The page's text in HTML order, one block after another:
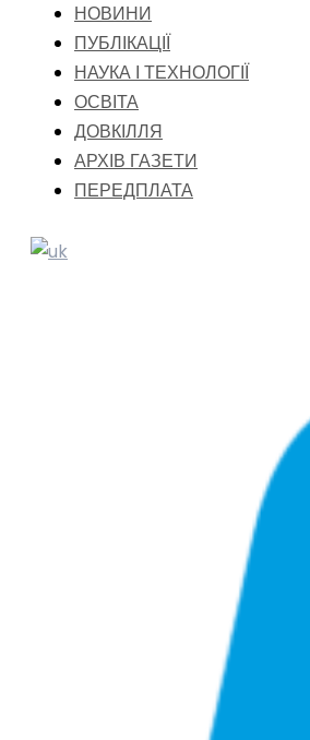
НОВИНИ
ПУБЛІКАЦІЇ
НАУКА І ТЕХНОЛОГІЇ
ОСВІТА
ДОВКІЛЛЯ
АРХІВ ГАЗЕТИ
ПЕРЕДПЛАТА